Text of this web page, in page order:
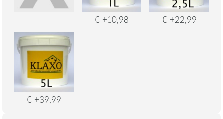
€ +10,98 € +22,99
€ +39,99